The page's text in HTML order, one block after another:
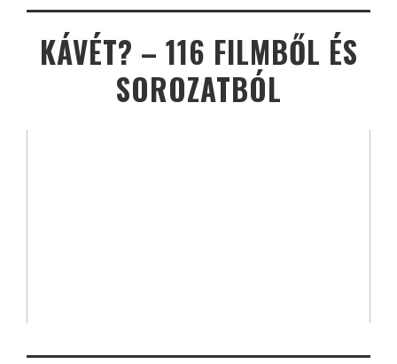
KÁVÉT? – 116 FILMBŐL ÉS
SOROZATBÓL